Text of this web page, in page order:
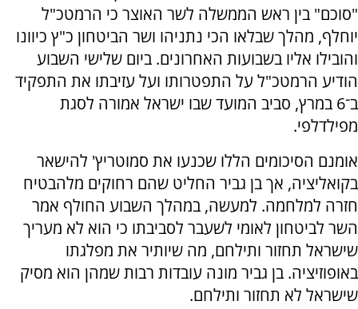
"סוכם" בין ראש הממשלה לשר האוצר כי הרמטכ"ל
יוחלף, מהלך שבלאו הכי נתניהו ושר הביטחון כ"ץ כיוונו
והובילו אליו בשבועות האחרונים. ביום שלישי השבוע
הודיע הרמטכ"ל על התפטרותו ועל עזיבתו את התפקיד
ב־6 במרץ, סביב המועד שבו ישראל אמורה לסגת
מפילדלפי.
אומנם הסיכומים הללו שכנעו את סמוטריץ' להישאר
בקואליציה, אך בן גביר החליט שהם רחוקים מלהבטיח
חזרה למלחמה. למעשה, במהלך השבוע החולף אמר
השר לביטחון לאומי לשעבר לסביבתו כי הוא לא מעריך
שישראל תחזור ותילחם, מה שיותיר את מפלגתו
באופוזיציה. בן גביר מונה עובדות רבות שמהן הוא מסיק
שישראל לא תחזור ותילחם.